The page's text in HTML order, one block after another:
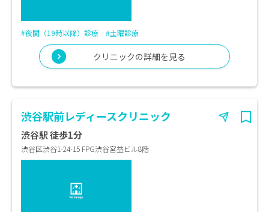
#夜間（19時以降）診療 #土曜診療
クリニックの詳細を見る
渋谷駅前レディースクリニック
渋谷駅 徒歩1分
渋谷区渋谷1-24-15 FPG渋谷宮益ビル8階